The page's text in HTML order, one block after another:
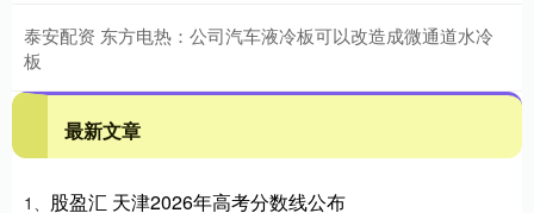
泰安配资 东方电热：公司汽车液冷板可以改造成微通道水冷
板
最新文章
1、 股盈汇 天津2026年高考分数线公布